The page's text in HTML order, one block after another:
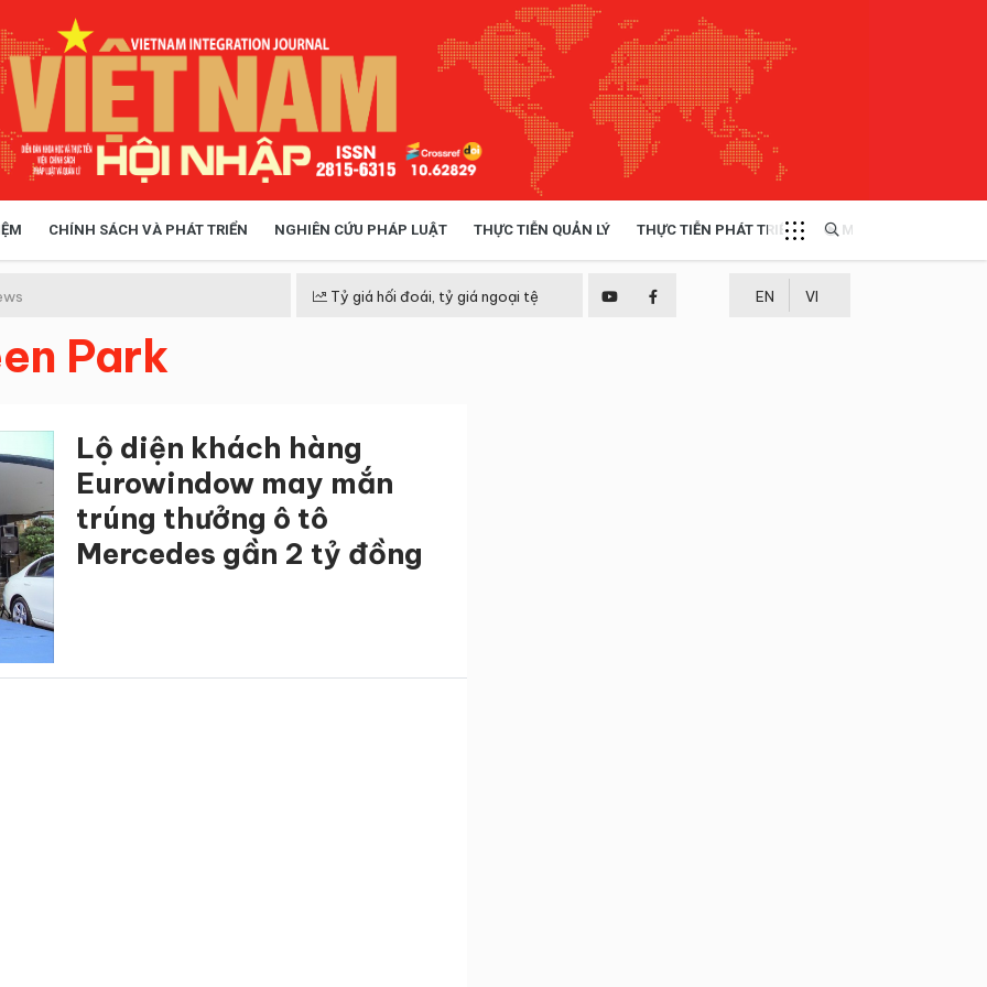
CHÍNH SÁCH VÀ PHÁT TRIỂN NGHIÊN CỨU PHÁP LUẬT THỰC TIỄN QUẢN LÝ THỰC TIỄN PHÁT TRIỂN MULTIMEDIA
Tỷ giá hối đoái, tỷ giá ngoại tệ EN VI
Park
Lộ diện khách hàng
Eurowindow may mắn
trúng thưởng ô tô
Mercedes gần 2 tỷ đồng